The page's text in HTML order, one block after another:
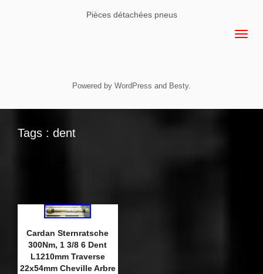
Pièces détachées pneus
Powered by WordPress and Besty.
Tags : dent
Cardan Sternratsche
300Nm, 1 3/8 6 Dent
L1210mm Traverse
22x54mm Cheville Arbre